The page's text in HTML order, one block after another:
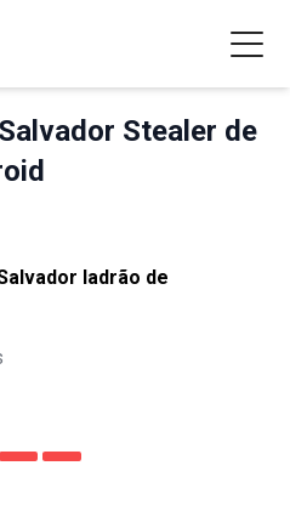
Stealer de
ladrão de